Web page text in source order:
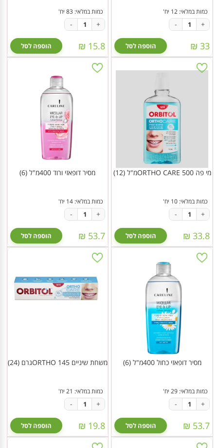
כמות במלאי: 12 יח'
33 ₪
- +
הוספה לסל
כמות במלאי: 83 יח'
15.8 ₪
- +
הוספה לסל
מי פה 500 ORTHO CAREמ"ל (12)
כמות במלאי: 10 יח'
33.8 ₪
- +
הוספה לסל
מסיר דופאזי ורוד 400מ"ל (6)
כמות במלאי: 14 יח'
53.7 ₪
- +
הוספה לסל
מסיר דופאזי כחול 400מ"ל (6)
כמות במלאי: 29 יח'
53.7 ₪
- +
הוספה לסל
משחת שיניים 145 ORTHOגרם (24)
כמות במלאי: 21 יח'
19.8 ₪
- +
הוספה לסל